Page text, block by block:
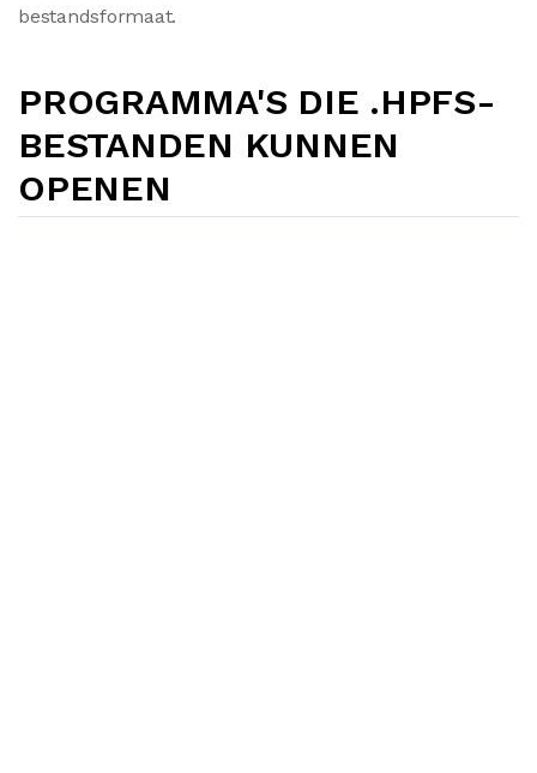
bestandsformaat.
PROGRAMMA'S DIE .HPFS-
BESTANDEN KUNNEN
OPENEN